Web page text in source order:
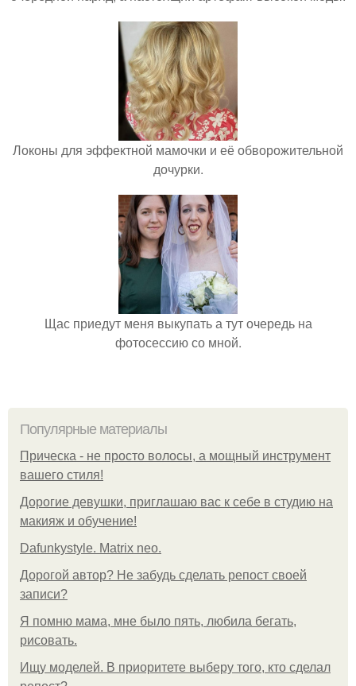
Локоны для эффектной мамочки и её обворожительной
дочурки.
Щас приедут меня выкупать а тут очередь на
фотосессию со мной.
Популярные материалы
Прическа - не просто волосы, а мощный инструмент
вашего стиля!
Дорогие девушки, приглашаю вас к себе в студию на
макияж и обучение!
Dafunkystyle. Matrix neo.
Дорогой автор? Не забудь сделать репост своей
записи?
Я помню мама, мне было пять, любила бегать,
рисовать.
Ищу моделей. В приоритете выберу того, кто сделал